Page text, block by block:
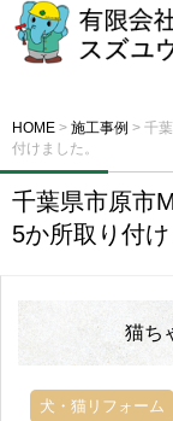
HOME > 施工事例 > 千
付けました。
千葉県市原市
5か所取り付け
猫ち
犬・猫リフォーム